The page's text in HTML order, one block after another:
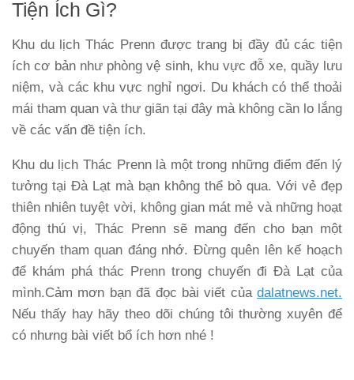
Tiện Ích Gì?
Khu du lịch Thác Prenn được trang bị đầy đủ các tiện
ích cơ bản như phòng vệ sinh, khu vực đỗ xe, quầy lưu
niệm, và các khu vực nghỉ ngơi. Du khách có thể thoải
mái tham quan và thư giãn tại đây mà không cần lo lắng
về các vấn đề tiện ích.
Khu du lịch Thác Prenn là một trong những điểm đến lý
tưởng tại Đà Lạt mà bạn không thể bỏ qua. Với vẻ đẹp
thiên nhiên tuyệt vời, không gian mát mẻ và những hoạt
động thú vị, Thác Prenn sẽ mang đến cho bạn một
chuyến tham quan đáng nhớ. Đừng quên lên kế hoạch
để khám phá thác Prenn trong chuyến đi Đà Lạt của
mình.Cảm mơn bạn đã đọc bài viết của dalatnews.net.
Nếu thấy hay hãy theo dõi chúng tôi thường xuyên để
có nhưng bài viết bổ ích hơn nhé !